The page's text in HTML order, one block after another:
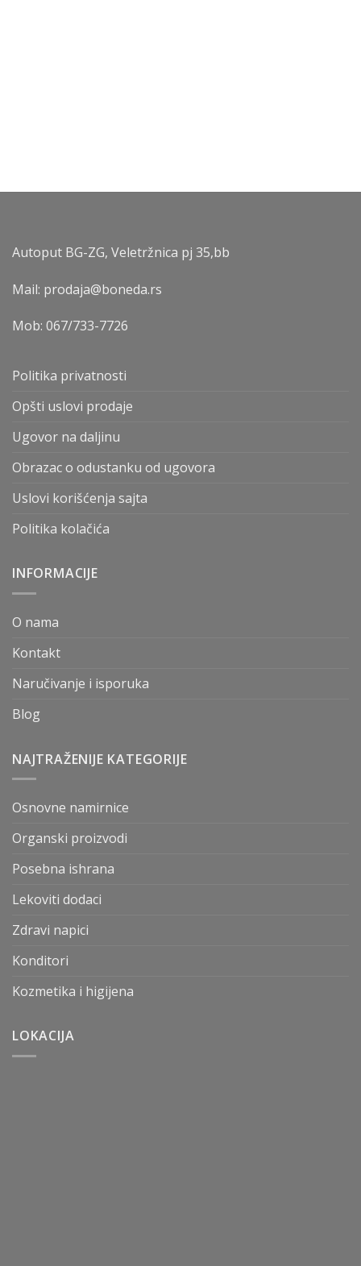
Autoput BG-ZG, Veletržnica pj 35,bb
Mail: prodaja@boneda.rs
Mob: 067/733-7726
Politika privatnosti
Opšti uslovi prodaje
Ugovor na daljinu
Obrazac o odustanku od ugovora
Uslovi korišćenja sajta
Politika kolačića
INFORMACIJE
O nama
Kontakt
Naručivanje i isporuka
Blog
NAJTRAŽENIJE KATEGORIJE
Osnovne namirnice
Organski proizvodi
Posebna ishrana
Lekoviti dodaci
Zdravi napici
Konditori
Kozmetika i higijena
LOKACIJA